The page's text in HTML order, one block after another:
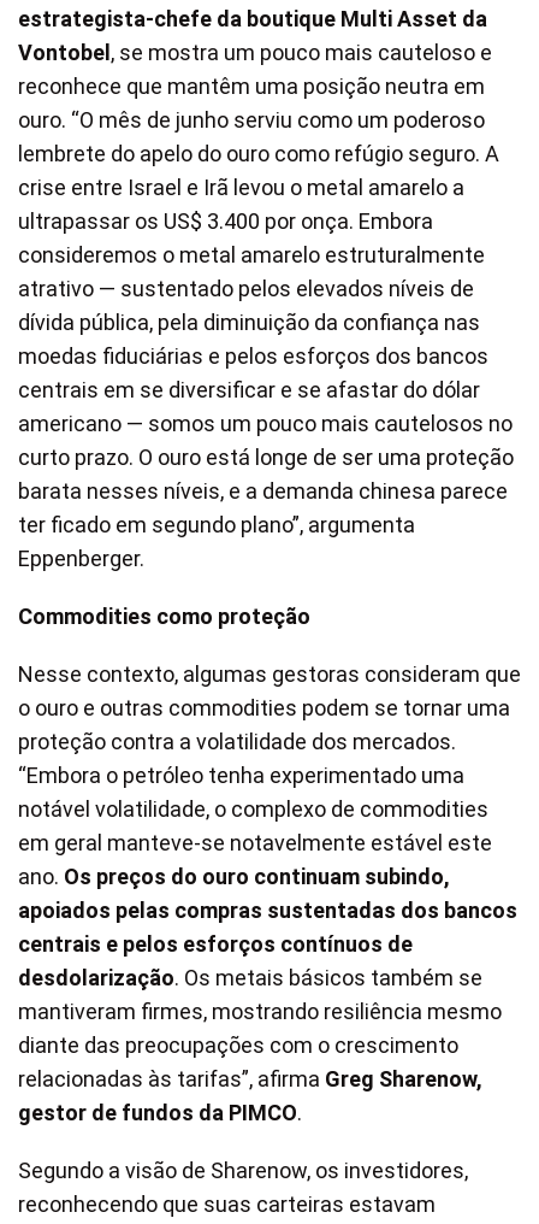
estrategista-chefe da boutique Multi Asset da
Vontobel , se mostra um pouco mais cauteloso e
reconhece que mantêm uma posição neutra em
ouro. “O mês de junho serviu como um poderoso
lembrete do apelo do ouro como refúgio seguro. A
crise entre Israel e Irã levou o metal amarelo a
ultrapassar os US$ 3.400 por onça. Embora
consideremos o metal amarelo estruturalmente
atrativo — sustentado pelos elevados níveis de
dívida pública, pela diminuição da confiança nas
moedas fiduciárias e pelos esforços dos bancos
centrais em se diversificar e se afastar do dólar
americano — somos um pouco mais cautelosos no
curto prazo. O ouro está longe de ser uma proteção
barata nesses níveis, e a demanda chinesa parece
ter ficado em segundo plano”, argumenta
Eppenberger.
Commodities como proteção
Nesse contexto, algumas gestoras consideram que
o ouro e outras commodities podem se tornar uma
proteção contra a volatilidade dos mercados.
“Embora o petróleo tenha experimentado uma
notável volatilidade, o complexo de commodities
em geral manteve-se notavelmente estável este
ano. Os preços do ouro continuam subindo,
apoiados pelas compras sustentadas dos bancos
centrais e pelos esforços contínuos de
desdolarização. Os metais básicos também se
mantiveram firmes, mostrando resiliência mesmo
diante das preocupações com o crescimento
relacionadas às tarifas”, afirma Greg Sharenow,
gestor de fundos da PIMCO.
Segundo a visão de Sharenow, os investidores,
reconhecendo que suas carteiras estavam